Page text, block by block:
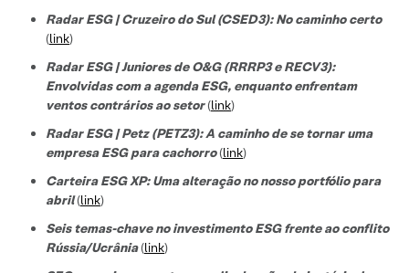
Radar ESG | Cruzeiro do Sul (CSED3): No caminho certo
(link)
Radar ESG | Juniores de O&G (RRRP3 e RECV3):
Envolvidas com a agenda ESG, enquanto enfrentam
ventos contrários ao setor(link)
Radar ESG | Petz (PETZ3): A caminho de se tornar uma
empresa ESG para cachorro(link)
Carteira ESG XP: Uma alteração no nosso portfólio para
abril(link)
Seis temas-chave no investimento ESG frente ao conflito
Rússia/Ucrânia(link)